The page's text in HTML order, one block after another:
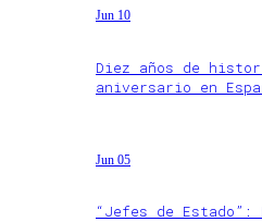
Jun 10
Diez años de
aniversario en
Jun 05
“Jefes de